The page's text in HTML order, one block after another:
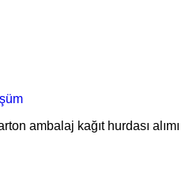
ambalaj kağıt hurdası alımı